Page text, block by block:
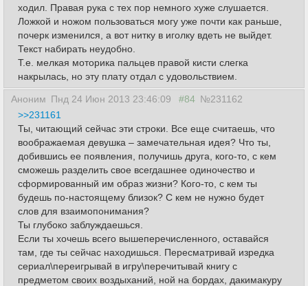
ходил. Правая рука с тех пор немного хуже слушается.
Ложкой и ножом пользоваться могу уже почти как раньше,
почерк изменился, а вот нитку в иголку вдеть не выйдет.
Текст набирать неудобно.
Т.е. мелкая моторика пальцев правой кисти слегка
накрылась, но эту плату отдал с удовольствием.
Аноним Пнд 24 Июн 2013 23:46:09 #84 №231162
>>231161
Ты, читающий сейчас эти строки. Все еще считаешь, что
воображаемая девушка – замечательная идея? Что ты,
добившись ее появления, получишь друга, кого-то, с кем
сможешь разделить свое всегдашнее одиночество и
сформированный им образ жизни? Кого-то, с кем ты
будешь по-настоящему близок? С кем не нужно будет
слов для взаимопонимания?
Ты глубоко заблуждаешься.
Если ты хочешь всего вышеперечисленного, оставайся
там, где ты сейчас находишься. Пересматривай изредка
сериал\переигрывай в игру\перечитывай книгу с
предметом своих воздыханий, ной на бордах, дакимакуру